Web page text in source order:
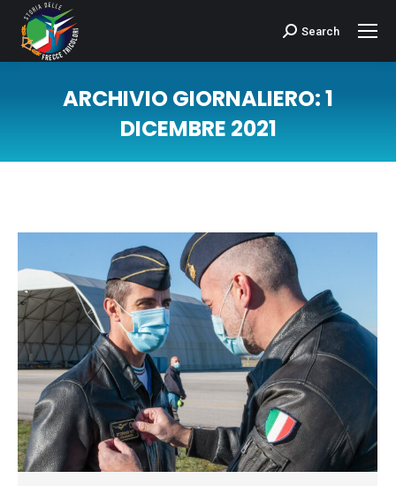
Cerca:Search
ARCHIVIO GIORNALIERO:1
DICEMBRE 2021